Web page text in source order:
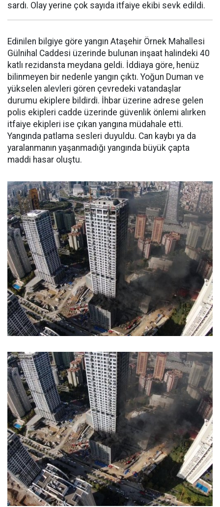
sardı. Olay yerine çok sayıda itfaiye ekibi sevk edildi.
Edinilen bilgiye göre yangın Ataşehir Örnek Mahallesi
Gülnihal Caddesi üzerinde bulunan inşaat halindeki 40
katlı rezidansta meydana geldi. İddiaya göre, henüz
bilinmeyen bir nedenle yangın çıktı. Yoğun Duman ve
yükselen alevleri gören çevredeki vatandaşlar
durumu ekiplere bildirdi. İhbar üzerine adrese gelen
polis ekipleri cadde üzerinde güvenlik önlemi alırken
itfaiye ekipleri ise çıkan yangına müdahale etti.
Yangında patlama sesleri duyuldu. Can kaybı ya da
yaralanmanın yaşanmadığı yangında büyük çapta
maddi hasar oluştu.